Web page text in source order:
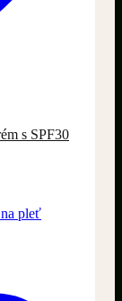
s SPF30